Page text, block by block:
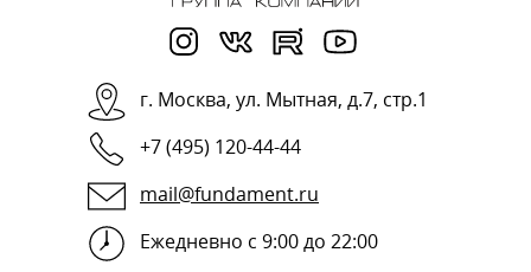
г. Москва, ул. Мытная, д.7, стр.1
+7 (495) 120-44-44
mail@fundament.ru
Ежедневно с 9:00 до 22:00